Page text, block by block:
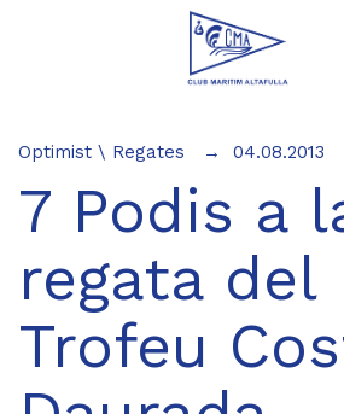
Optimist \ Regates 04.08.2013
7 Podis a
regata del
Trofeu